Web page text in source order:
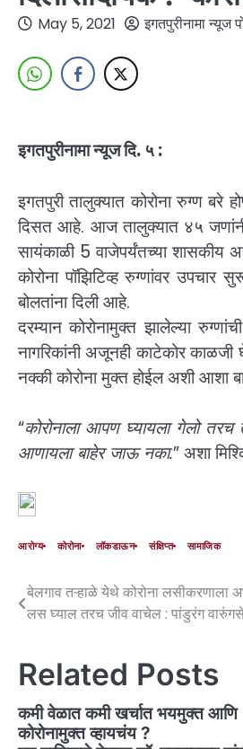
May 5, 2021 इगतपुरीनामा न्यूज
इगतपुरीनामा न्यूज दि. ५ :
इगतपुरी तालुक्यात कोरोना रुग्ण बरे
दिसत आहे. आज तालुक्यात ४५
सायंकाळी 5 वाजेपर्यंतच्या
कोरोना पॉझिटिव्ह रुग्णांवर उपचार
बोलतांना दिली आहे.
दरम्यान कोरोनामुक्त झालेल्या
नागरिकांनी अजूनही काटेकोर
नक्की कोरोना मुक्त होईल अशी आशा
“कोरोनाला आपण घ्यायला गेलो
आणायला बाहेर जाऊ नका.” अशा
आरोग्य कोरोना लॉकडाऊन संक्षिप्त सामाजिक
बेलगाव तऱ्हाळे येथे कोरोना लसीकरणाला
लस घ्याल तरच जीव वाचेल : पांडुरंग
Related Posts
कमी वेळात कमी खर्चात भयमुक्त आणि
कोरोनामुक्त व्हायचंय ?